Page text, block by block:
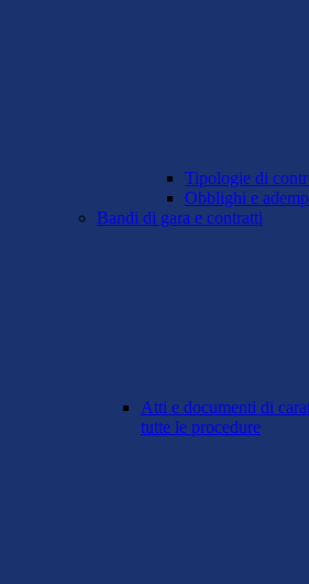
Tipologie di
Obblighi e
Bandi di gara e contratti
Atti e documenti di
tutte le procedure